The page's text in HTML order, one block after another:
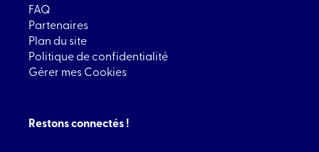
FAQ
Partenaires
Plan du site
Politique de confidentialité
Gérer mes Cookies
Restons connectés !